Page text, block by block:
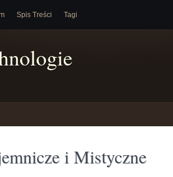
Spis Treści Tagi
i Mistyczne